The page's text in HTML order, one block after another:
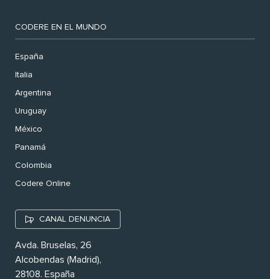
CODERE EN EL MUNDO
España
Italia
Argentina
Uruguay
México
Panamá
Colombia
Codere Online
CANAL DENUNCIA
Avda. Bruselas, 26
Alcobendas (Madrid),
28108. España